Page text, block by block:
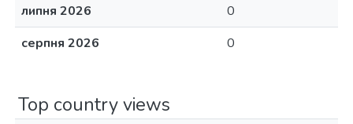
липня 2026
0
серпня 2026
0
Top country views